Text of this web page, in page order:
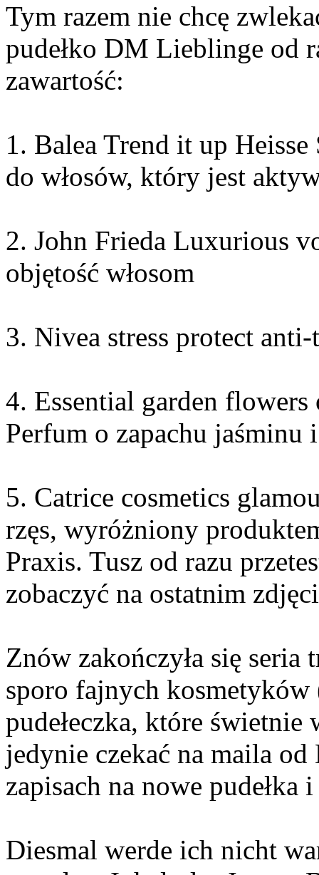
Tym razem nie chcę
pudełko DM Lieblinge od
zawartość:
1. Balea Trend it up
do włosów, który jest
2. John Frieda Luxurious
objętość włosom
3. Nivea stress protect
4. Essential garden
Perfum o zapachu jaśminu
5. Catrice cosmetics
rzęs, wyróżniony
Praxis. Tusz od razu
zobaczyć na ostatnim
Znów zakończyła się seria
sporo fajnych kosmetyków
pudełeczka, które świetnie
jedynie czekać na maila
zapisach na nowe
Diesmal werde ich nicht